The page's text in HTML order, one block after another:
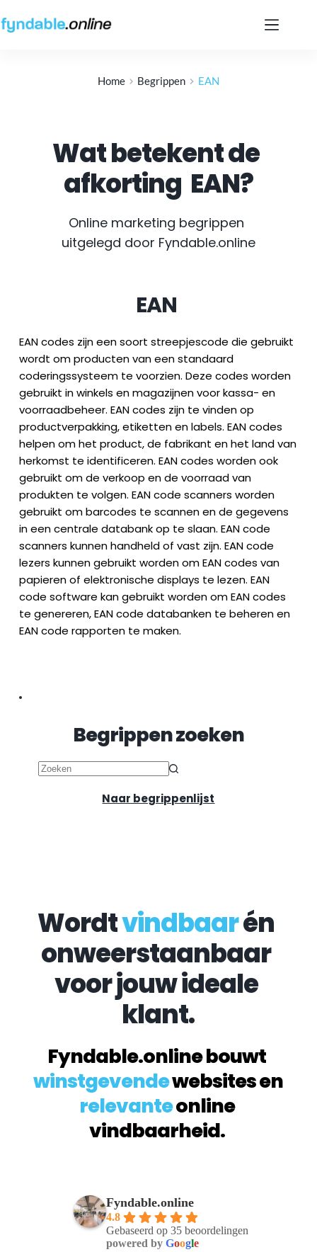
naar
de
Home Begrippen EAN
Wat betekent de
afkorting EAN?
Online marketing begrippen
uitgelegd door Fyndable.online
EAN
EAN codes zijn een soort streepjescode die gebruikt
wordt om producten van een standaard
coderingssysteem te voorzien. Deze codes worden
gebruikt in winkels en magazijnen voor kassa- en
voorraadbeheer. EAN codes zijn te vinden op
productverpakking, etiketten en labels. EAN codes
helpen om het product, de fabrikant en het land van
herkomst te identificeren. EAN codes worden ook
gebruikt om de verkoop en de voorraad van
produkten te volgen. EAN code scanners worden
gebruikt om barcodes te scannen en de gegevens
in een centrale databank op te slaan. EAN code
scanners kunnen handheld of vast zijn. EAN code
lezers kunnen gebruikt worden om EAN codes van
papieren of elektronische displays te lezen. EAN
code software kan gebruikt worden om EAN codes
te genereren, EAN code databanken te beheren en
EAN code rapporten te maken.
Begrippen zoeken
Naar begrippenlijst
Wordt vindbaar én
onweerstaanbaar
voor jouw ideale
klant.
Fyndable.online bouwt
winstgevende
websites en
relevante online
vindbaarheid.
Fyndable.online
4.8
Gebaseerd op 35 beoordelingen
powered byGoogle